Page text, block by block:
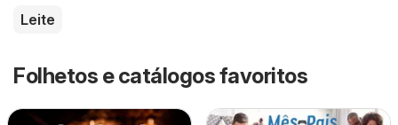
Leite
Folhetos e catálogos favoritos